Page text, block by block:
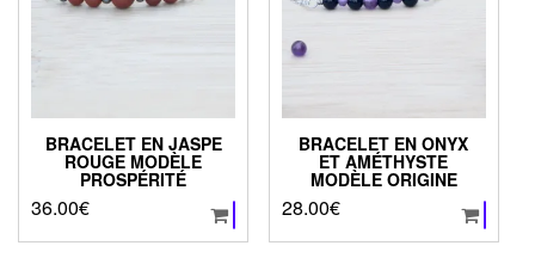
BRACELET EN JASPE
ROUGE MODÈLE
PROSPÉRITÉ
36.00€
BRACELET EN ONYX
ET AMÉTHYSTE
MODÈLE ORIGINE
28.00€